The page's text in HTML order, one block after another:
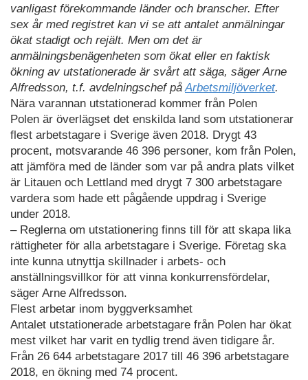
vanligast förekommande länder och branscher. Efter
sex år med registret kan vi se att antalet anmälningar
ökat stadigt och rejält. Men om det är
anmälningsbenägenheten som ökat eller en faktisk
ökning av utstationerade är svårt att säga, säger Arne
Alfredsson, t.f. avdelningschef på Arbetsmiljöverket.
Nära varannan utstationerad kommer från Polen
Polen är överlägset det enskilda land som utstationerar
flest arbetstagare i Sverige även 2018. Drygt 43
procent, motsvarande 46 396 personer, kom från Polen,
att jämföra med de länder som var på andra plats vilket
är Litauen och Lettland med drygt 7 300 arbetstagare
vardera som hade ett pågående uppdrag i Sverige
under 2018.
– Reglerna om utstationering finns till för att skapa lika
rättigheter för alla arbetstagare i Sverige. Företag ska
inte kunna utnyttja skillnader i arbets- och
anställningsvillkor för att vinna konkurrensfördelar,
säger Arne Alfredsson.
Flest arbetar inom byggverksamhet
Antalet utstationerade arbetstagare från Polen har ökat
mest vilket har varit en tydlig trend även tidigare år.
Från 26 644 arbetstagare 2017 till 46 396 arbetstagare
2018, en ökning med 74 procent.